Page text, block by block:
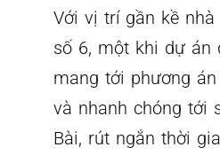
Với vị trí gần kề
số 6, một khi dự án
mang tới phương
và nhanh chóng tới
Bài, rút ngắn thời